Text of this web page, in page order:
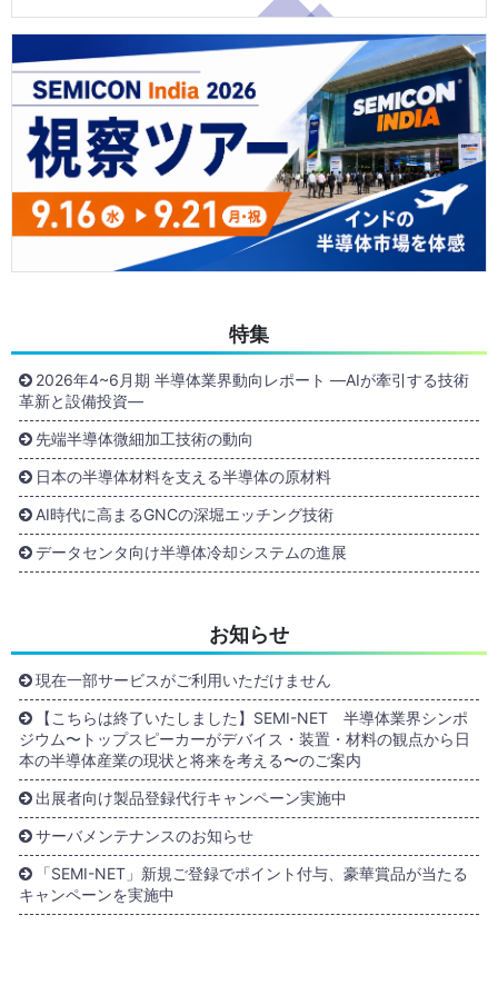
特集
2026年4~6月期 半導体業界動向レポート ―AIが牽引する技術
革新と設備投資―
先端半導体微細加工技術の動向
日本の半導体材料を支える半導体の原材料
AI時代に高まるGNCの深堀エッチング技術
データセンタ向け半導体冷却システムの進展
お知らせ
現在一部サービスがご利用いただけません
【こちらは終了いたしました】SEMI-NET 半導体業界シンポ
ジウム〜トップスピーカーがデバイス・装置・材料の観点から日
本の半導体産業の現状と将来を考える〜のご案内
出展者向け製品登録代行キャンペーン実施中
サーバメンテナンスのお知らせ
「SEMI-NET」新規ご登録でポイント付与、豪華賞品が当たる
キャンペーンを実施中